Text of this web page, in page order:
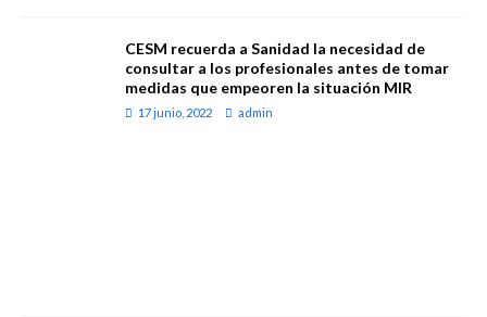
CESM recuerda a Sanidad la necesidad de
consultar a los profesionales antes de tomar
medidas que empeoren la situación MIR
17 junio, 2022 admin